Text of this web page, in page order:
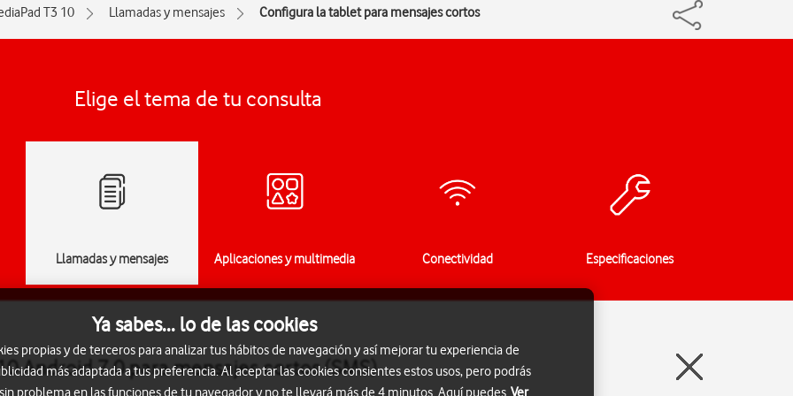
T3 10 Llamadas y mensajes Configura la tablet para mensajes cortos
Elige el tema de tu consulta
Llamadas y mensajes Aplicaciones y multimedia Conectividad Especificaciones
Android 7.0 para mensajes cortos (SMS)
Ya sabes... lo de las cookies
propias y de terceros para analizar tus hábitos de navegación y así mejorar tu experiencia de
más adaptada a tus preferencia. Al aceptar las cookies consientes estos usos, pero podrás
problema en las funciones de tu navegador y no te llevará más de 4 minutos. Aquí puedes Ver